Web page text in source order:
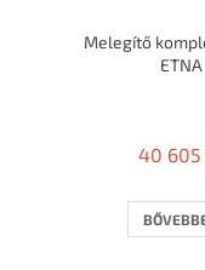
Melegítő
ETNA
40 605